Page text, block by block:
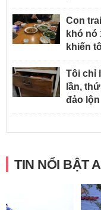
Con
khó nó
khiến
Tôi chỉ
lần,
đảo lộn
TIN NỔI BẬT